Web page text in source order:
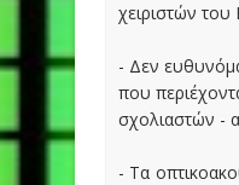
χειριστών
- Δεν
που
σχολιαστών -
- Τα